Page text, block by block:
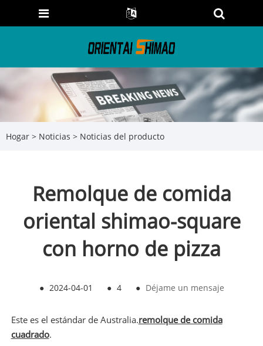
Hogar > Noticias > Noticias del producto
Remolque de comida
oriental shimao-square
con horno de pizza
● 2024-04-01 ● 4 ● Déjame un mensaje
Este es el estándar de Australia.remolque de comida
cuadrado.